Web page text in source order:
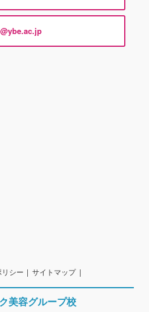
シー サイトマップ
美容グループ校